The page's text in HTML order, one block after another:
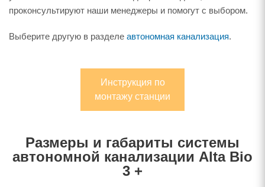
проконсультируют наши менеджеры и помогут с выбором.
Выберите другую в разделе автономная канализация.
Инструкция по
монтажу станции
Размеры и габариты системы
автономной канализации Alta Bio
3 +